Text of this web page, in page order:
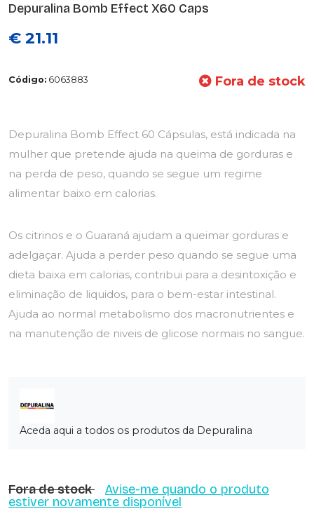
Depuralina Bomb Effect X60 Caps
€ 21.11
Código: 6063883 Fora de stock
Depuralina Bomb Effect 60 Cápsulas, está indicada na
mulher que pretende ajuda na queima de gorduras e
na perda de peso, quando se segue um regime
alimentar baixo em calorias.
Os citrinos e o Guaraná ajudam a queimar gorduras e
adelgaçar. Ajuda a perder peso quando se segue uma
dieta baixa em calorias, contribui para a desintoxição e
eliminação de liquidos, para o bem-estar intestinal.
Ajuda ao normal metabolismo dos macronutrientes e
na manutenção de niveis de glicose normais no sangue.
Aceda aqui a todos os produtos da Depuralina
Fora de stock
Avise-me quando o produto
estiver novamente disponível